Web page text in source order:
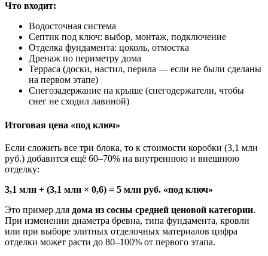
Что входит:
Водосточная система
Септик под ключ: выбор, монтаж, подключение
Отделка фундамента: цоколь, отмостка
Дренаж по периметру дома
Терраса (доски, настил, перила — если не были сделаны
на первом этапе)
Снегозадержание на крыше (снегодержатели, чтобы
снег не сходил лавиной)
Итоговая цена «под ключ»
Если сложить все три блока, то к стоимости коробки (3,1 млн
руб.) добавится ещё 60–70% на внутреннюю и внешнюю
отделку:
3,1 млн + (3,1 млн × 0,6) = 5 млн руб. «под ключ»
Это пример для дома из сосны средней ценовой категории.
При изменении диаметра бревна, типа фундамента, кровли
или при выборе элитных отделочных материалов цифра
отделки может расти до 80–100% от первого этапа.